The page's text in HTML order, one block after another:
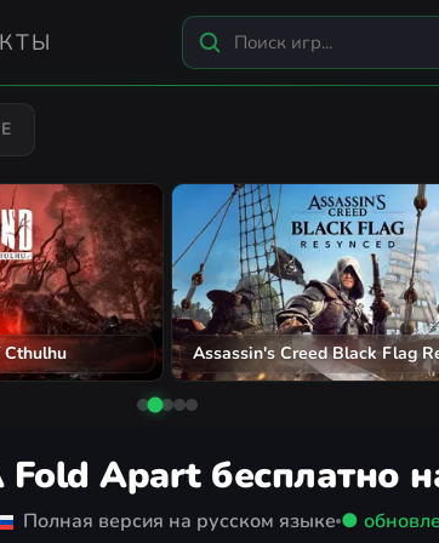
Cthulhu Assassin's Creed Black Flag
Fold Apart бесплатно
Полная версия на русском языке ●